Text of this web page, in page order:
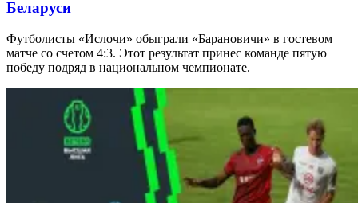
Беларуси
Футболисты «Ислочи» обыграли «Барановичи» в гостевом
матче со счетом 4:3. Этот результат принес команде пятую
победу подряд в национальном чемпионате.